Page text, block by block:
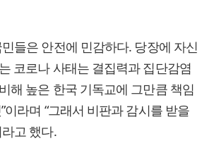
들은 안전에 민감하다. 당장에 자신
코로나 사태는 결집력과 집단감염
해 높은 한국 기독교에 그만큼 책임
이라며 “그래서 비판과 감시를 받을
고 했다.